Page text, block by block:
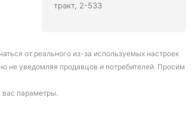
тракт, 2-533
от реального из-за используемых настроек
не уведомляя продавцов и потребителей. Просим
вас параметры.